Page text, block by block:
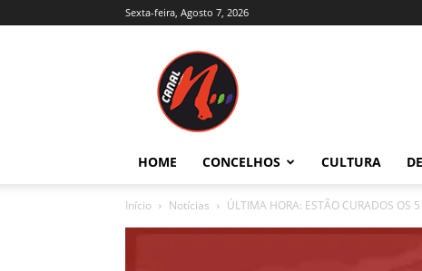
Sexta-feira, Agosto 7, 2026
Trás-
e
Alto
HOME CONCELHOS CULTURA
Início Notícias ÚLTIMA HORA: ESTÃO CURADOS OS